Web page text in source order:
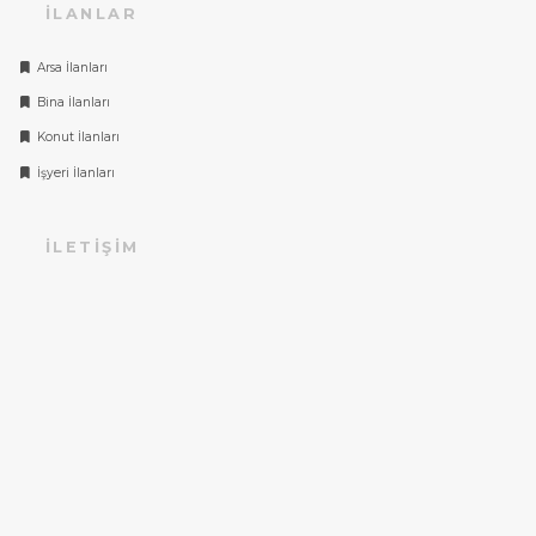
İLANLAR
Arsa İlanları
Bina İlanları
Konut İlanları
İşyeri İlanları
İLETIŞIM